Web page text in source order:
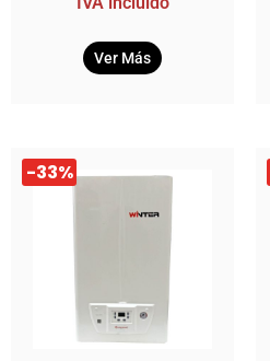
Ver Más
-33%
El
precio
El
precio